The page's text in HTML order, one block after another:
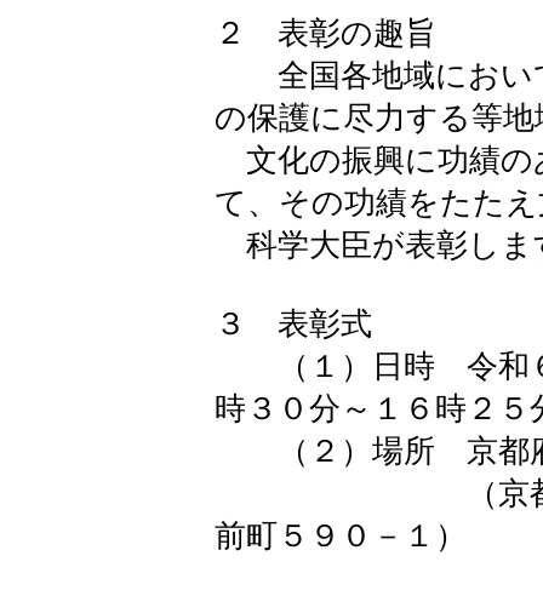
２ 表彰の趣旨
全国各地域におい
の保護に尽力する等地
文化の振興に功績の
て、その功績をたた
科学大臣が表彰しま
３ 表彰式
（１）日時 令和６
時３０分～１６時２５
（２）場所 京都
（京都市上京
前町５９０－１）